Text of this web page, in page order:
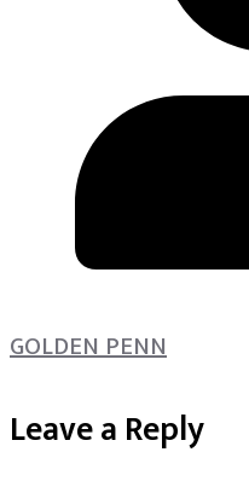
GOLDEN PENN
Leave a Reply